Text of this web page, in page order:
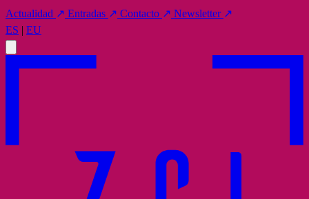
Actualidad ↗ Entradas ↗ Contacto ↗ Newsletter ↗
ES | EU